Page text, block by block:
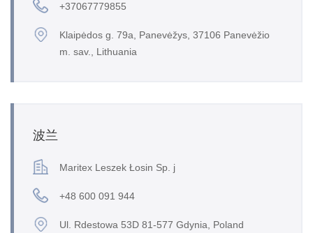
+37067779855
Klaipėdos g. 79a, Panevėžys, 37106 Panevėžio
m. sav., Lithuania
波兰
Maritex Leszek Łosin Sp. j
+48 600 091 944
Ul. Rdestowa 53D 81-577 Gdynia, Poland